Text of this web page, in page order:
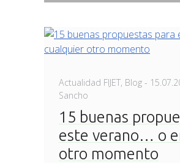
Actualidad FIJET, Blog - Posted
Sancho
15 buenas
este verano… o
otro momento